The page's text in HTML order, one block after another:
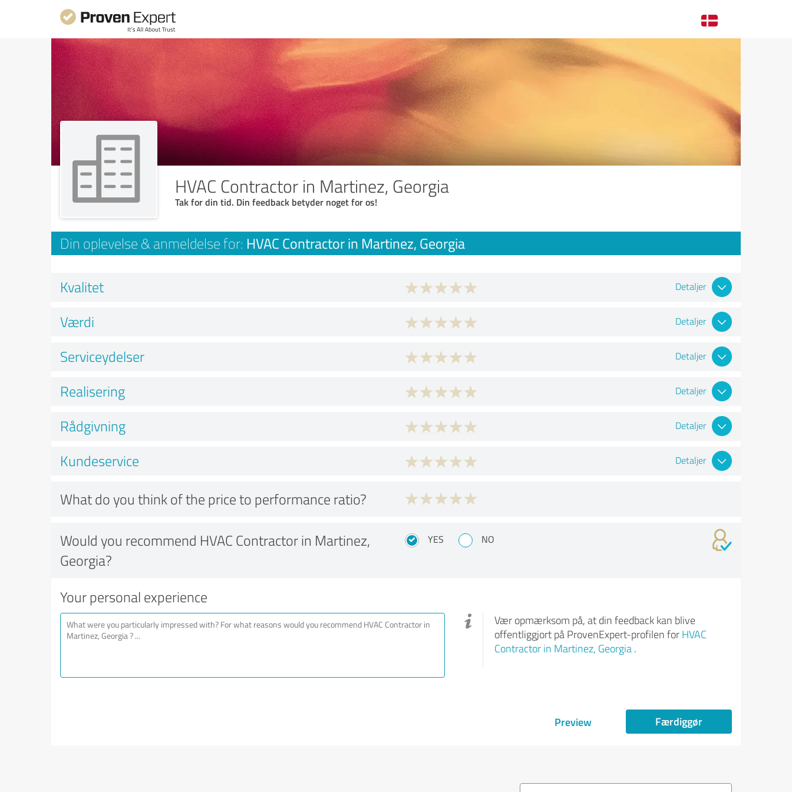
HVAC Contractor in Martinez, Georgia
Tak for din tid. Din feedback betyder noget for os!
Din oplevelse & anmeldelse for: HVAC Contractor in Martinez, Georgia
Kvalitet Detaljer
Værdi Detaljer
Serviceydelser Detaljer
Realisering Detaljer
Rådgivning Detaljer
Kundeservice Detaljer
What do you think of the price to performance ratio?
Would you recommend HVAC Contractor in Martinez,
Georgia?
YES NO
Your personal experience
Vær opmærksom på, at din feedback kan blive
offentliggjort på ProvenExpert-profilen for HVAC
Contractor in Martinez, Georgia.
Preview Færdiggør